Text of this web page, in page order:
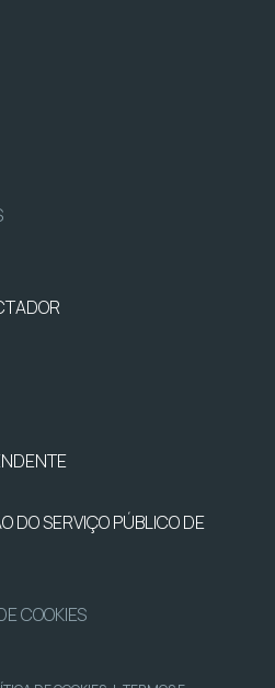
DO SERVIÇO PÚBLICO DE
COOKIES